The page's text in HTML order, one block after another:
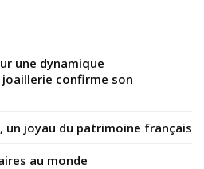
une dynamique
confirme son
un joyau du patrimoine français
au monde